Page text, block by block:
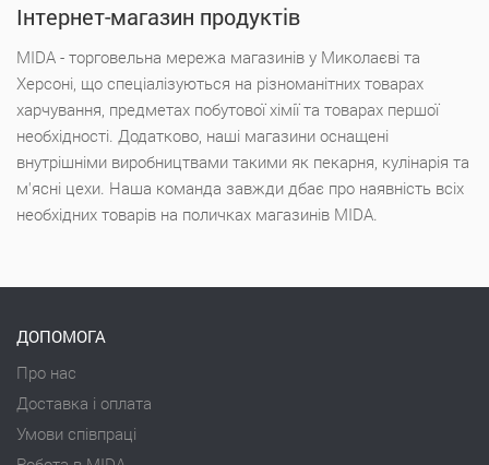
Інтернет-магазин продуктів
MIDA - торговельна мережа магазинів у Миколаєві та
Херсоні, що спеціалізуються на різноманітних товарах
харчування, предметах побутової хімії та товарах першої
необхідності. Додатково, наші магазини оснащені
внутрішніми виробництвами такими як пекарня, кулінарія та
м'ясні цехи. Наша команда завжди дбає про наявність всіх
необхідних товарів на поличках магазинів MIDA.
ДОПОМОГА
Про нас
Доставка і оплата
Умови співпраці